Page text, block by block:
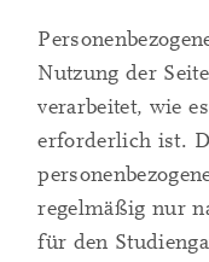
Nutzung der
verarbeitet, wie
erforderlich ist.
regelmäßig nur
für den